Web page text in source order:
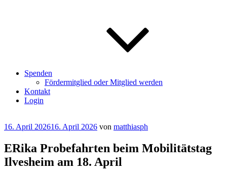
Spenden
Fördermitglied oder Mitglied werden
Kontakt
Login
Veröffentlicht
16. April 202616. April 2026 von matthiasph
ERika Probefahrten beim Mobilitätstag
Ilvesheim am 18. April